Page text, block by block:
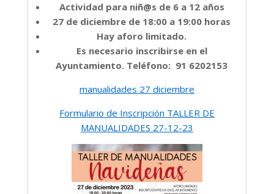
Actividad para niñ@s de 6 a 12 años
27 de diciembre de 18:00 a 19:00 horas
Hay aforo limitado.
Es necesario inscribirse en el
Ayuntamiento. Teléfono: 91 6202153
manualidades 27 diciembre
Formulario de Inscripción TALLER DE
MANUALIDADES 27-12-23